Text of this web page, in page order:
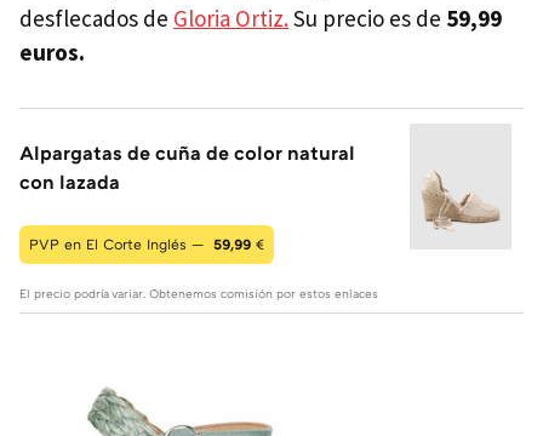
desflecados de Gloria Ortiz.Su precio es de 59,99
euros.
Alpargatas de cuña de color natural
con lazada
PVP en El Corte Inglés — 59,99 €
El precio podría variar. Obtenemos comisión por estos enlaces